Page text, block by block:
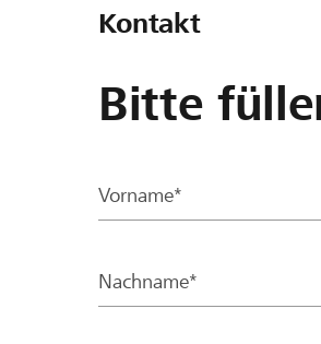
Kontakt
Bitte
Vorname*
Nachname*